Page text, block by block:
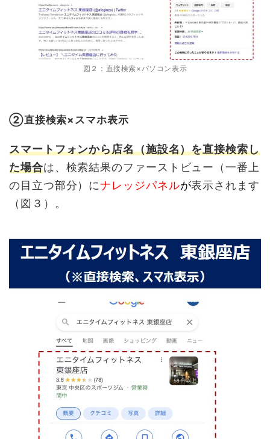
図２：直接検索×パソコン表示
➁直接検索×スマホ表示
スマートフォンから店名（施設名）を直接検索し
た場合は、検索結果のファーストビュー（一番上
の目立つ部分）にナレッジパネルが表示されます
（図３）。